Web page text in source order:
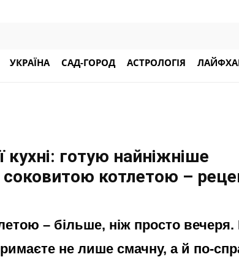
УКРАЇНА САД-ГОРОД АСТРОЛОГІЯ
готую найніжніше
соковитою котлетою –
– більше, ніж просто
не лише смачну, а й по-